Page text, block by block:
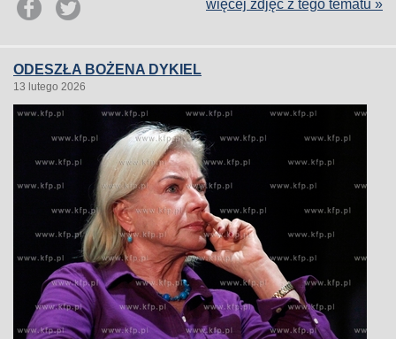
więcej zdjęć z tego tematu »
ODESZŁA BOŻENA DYKIEL
13 lutego 2026